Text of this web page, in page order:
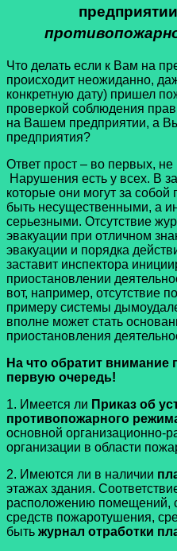
Что делать если к Вам на
происходит неожиданно,
конкретную дату) пришел
проверкой соблюдения
на Вашем предприятии, а
предприятия?
Ответ прост – во первых, не
Нарушения есть у всех. В
которые они могут за
быть несущественными, а
серьезными. Отсутствие
эвакуации при отличном
эвакуации и порядка
заставит инспектора
приостановлении
вот, например, отсутствие
примеру системы
вполне может стать
приостановления
На что обратит
первую очередь!
1. Имеется ли Приказ об
противопожарного
основной организационно-
организации в области
2. Имеются ли в наличии
этажах здания.
расположению помещений,
средств пожаротушения,
быть журнал отработки